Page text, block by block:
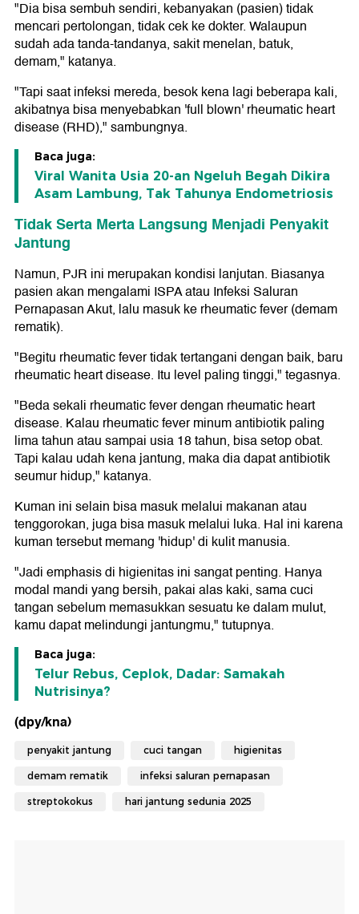
"Dia bisa sembuh sendiri, kebanyakan (pasien) tidak
mencari pertolongan, tidak cek ke dokter. Walaupun
sudah ada tanda-tandanya, sakit menelan, batuk,
demam," katanya.
"Tapi saat infeksi mereda, besok kena lagi beberapa kali,
akibatnya bisa menyebabkan 'full blown' rheumatic heart
disease (RHD)," sambungnya.
Baca juga:
Viral Wanita Usia 20-an Ngeluh Begah Dikira
Asam Lambung, Tak Tahunya Endometriosis
Tidak Serta Merta Langsung Menjadi Penyakit
Jantung
Namun, PJR ini merupakan kondisi lanjutan. Biasanya
pasien akan mengalami ISPA atau Infeksi Saluran
Pernapasan Akut, lalu masuk ke rheumatic fever (demam
rematik).
"Begitu rheumatic fever tidak tertangani dengan baik, baru
rheumatic heart disease. Itu level paling tinggi," tegasnya.
"Beda sekali rheumatic fever dengan rheumatic heart
disease. Kalau rheumatic fever minum antibiotik paling
lima tahun atau sampai usia 18 tahun, bisa setop obat.
Tapi kalau udah kena jantung, maka dia dapat antibiotik
seumur hidup," katanya.
Kuman ini selain bisa masuk melalui makanan atau
tenggorokan, juga bisa masuk melalui luka. Hal ini karena
kuman tersebut memang 'hidup' di kulit manusia.
"Jadi emphasis di higienitas ini sangat penting. Hanya
modal mandi yang bersih, pakai alas kaki, sama cuci
tangan sebelum memasukkan sesuatu ke dalam mulut,
kamu dapat melindungi jantungmu," tutupnya.
Baca juga:
Telur Rebus, Ceplok, Dadar: Samakah
Nutrisinya?
(dpy/kna)
penyakit jantung cuci tangan higienitas
demam rematik infeksi saluran pernapasan
streptokokus hari jantung sedunia 2025